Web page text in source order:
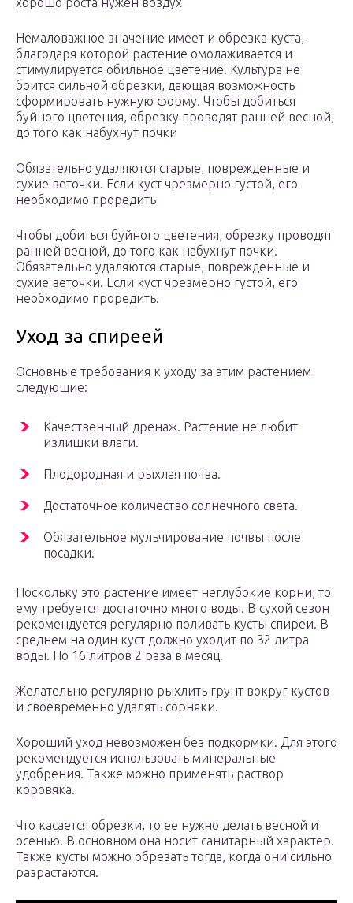
Немаловажное значение имеет и обрезка куста,
благодаря которой растение омолаживается и
стимулируется обильное цветение. Культура не
боится сильной обрезки, дающая возможность
сформировать нужную форму. Чтобы добиться
буйного цветения, обрезку проводят ранней весной,
до того как набухнут почки
Обязательно удаляются старые, поврежденные и
сухие веточки. Если куст чрезмерно густой, его
необходимо проредить
Чтобы добиться буйного цветения, обрезку проводят
ранней весной, до того как набухнут почки.
Обязательно удаляются старые, поврежденные и
сухие веточки. Если куст чрезмерно густой, его
необходимо проредить.
Уход за спиреей
Основные требования к уходу за этим растением
следующие:
Качественный дренаж. Растение не любит
излишки влаги.
Плодородная и рыхлая почва.
Достаточное количество солнечного света.
Обязательное мульчирование почвы после
посадки.
Поскольку это растение имеет неглубокие корни, то
ему требуется достаточно много воды. В сухой сезон
рекомендуется регулярно поливать кусты спиреи. В
среднем на один куст должно уходит по 32 литра
воды. По 16 литров 2 раза в месяц.
Желательно регулярно рыхлить грунт вокруг кустов
и своевременно удалять сорняки.
Хороший уход невозможен без подкормки. Для этого
рекомендуется использовать минеральные
удобрения. Также можно применять раствор
коровяка.
Что касается обрезки, то ее нужно делать весной и
осенью. В основном она носит санитарный характер.
Также кусты можно обрезать тогда, когда они сильно
разрастаются.